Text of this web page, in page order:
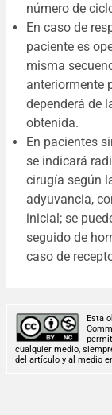
número de
En caso de
paciente es
misma
anteriormente
dependerá de
obtenida.
En pacientes
se indicará
cirugía según
adyuvancia,
inicial; se
seguido de
caso de
Esta
cualquier medio,
del artículo y al medio